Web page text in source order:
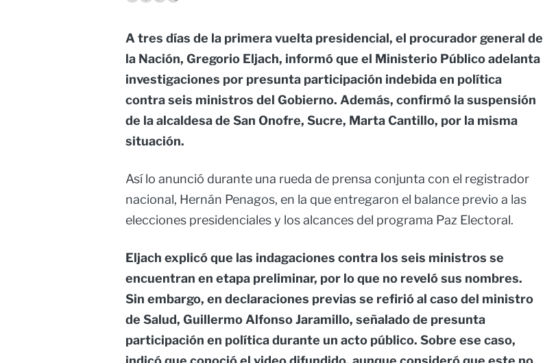
A tres días de la primera vuelta presidencial, el procurador general de
la Nación, Gregorio Eljach, informó que el Ministerio Público adelanta
investigaciones por presunta participación indebida en política
contra seis ministros del Gobierno. Además, confirmó la suspensión
de la alcaldesa de San Onofre, Sucre, Marta Cantillo, por la misma
situación.
Así lo anunció durante una rueda de prensa conjunta con el registrador
nacional, Hernán Penagos, en la que entregaron el balance previo a las
elecciones presidenciales y los alcances del programa Paz Electoral.
Eljach explicó que las indagaciones contra los seis ministros se
encuentran en etapa preliminar, por lo que no reveló sus nombres.
Sin embargo, en declaraciones previas se refirió al caso del ministro
de Salud, Guillermo Alfonso Jaramillo, señalado de presunta
participación en política durante un acto público. Sobre ese caso,